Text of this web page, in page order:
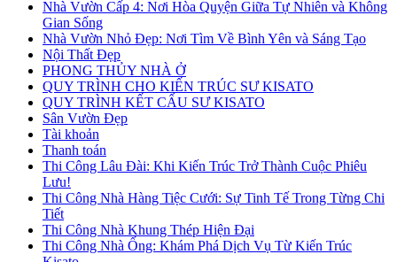
Nhà Vườn Cấp 4: Nơi Hòa Quyện Giữa Tự Nhiên và Không
Gian Sống
Nhà Vườn Nhỏ Đẹp: Nơi Tìm Về Bình Yên và Sáng Tạo
Nội Thất Đẹp
PHONG THỦY NHÀ Ở
QUY TRÌNH CHO KIẾN TRÚC SƯ KISATO
QUY TRÌNH KẾT CẤU SƯ KISATO
Sân Vườn Đẹp
Tài khoản
Thanh toán
Thi Công Lâu Đài: Khi Kiến Trúc Trở Thành Cuộc Phiêu
Lưu!
Thi Công Nhà Hàng Tiệc Cưới: Sự Tinh Tế Trong Từng Chi
Tiết
Thi Công Nhà Khung Thép Hiện Đại
Thi Công Nhà Ống: Khám Phá Dịch Vụ Từ Kiến Trúc